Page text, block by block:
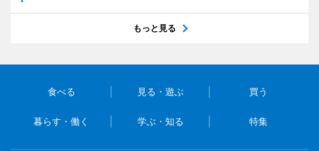
もっと見る
食べる 見る・遊ぶ 買う
暮らす・働く 学ぶ・知る 特集